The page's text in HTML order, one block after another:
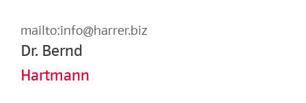
mailto:info@harrer.biz
Dr. Bernd
Hartmann